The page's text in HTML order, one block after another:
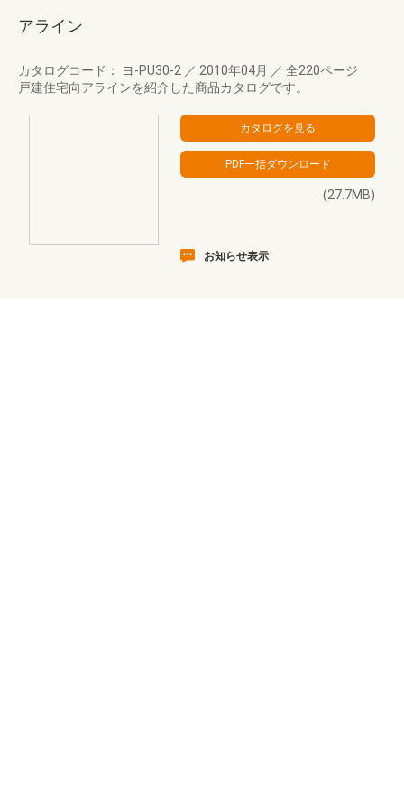
アライン
カタログコード： ヨ-PU30-2 ／ 2010年04月 ／ 全220ページ
戸建住宅向アラインを紹介した商品カタログです。
(27.7MB)
お知らせ表示